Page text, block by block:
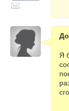
Я